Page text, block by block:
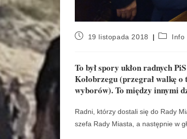
19 listopada 2018 Info
To był spory ukłon radnych
Kołobrzegu (przegrał walkę
wyborów). To między innymi
Radni, którzy dostali się do Rady
szefa Rady Miasta, a następnie w